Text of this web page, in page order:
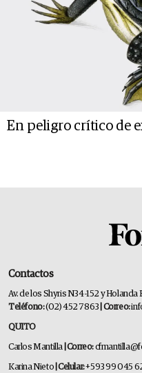
En peligro crítico de
Contactos
Av. de los Shyris N34-152 y Holanda
Teléfono:(02) 452 7863 | Correo:
QUITO
Carlos Mantilla | Correo:
Karina Nieto | Celular:+593 99 045